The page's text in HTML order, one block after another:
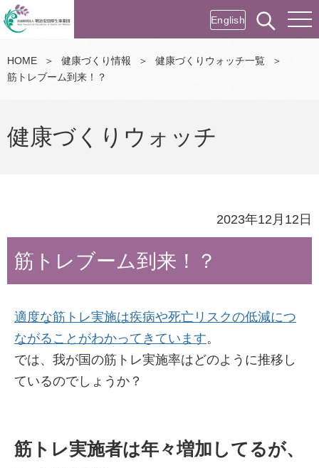
English
HOME ＞ 健康づくり情報 ＞ 健康づくりウォッチ一覧
＞
筋トレブーム到来！？
健康づくりウォッチ
2023年12月12日
筋トレブーム到来！？
適度な筋トレ実施は疾病や死亡リスクの低減につ
ながることがわかってきています。
では、我が国の筋トレ実施率はどのように推移し
ているのでしょうか？
筋トレ実施者は年々増加してるが、